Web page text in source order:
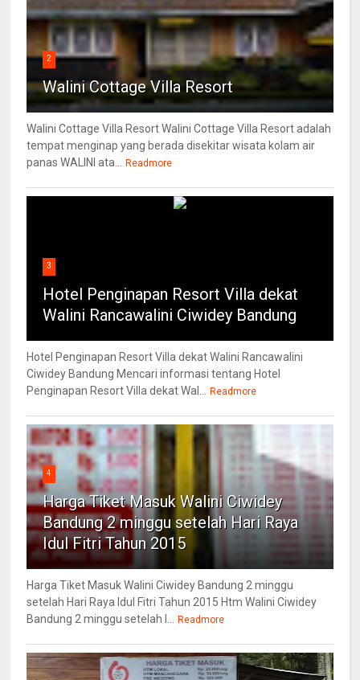
2
Walini Cottage Villa Resort
Walini Cottage Villa Resort Walini Cottage Villa Resort adalah
tempat menginap yang berada disekitar wisata kolam air
panas WALINI ata...
Readmore
3
Hotel Penginapan Resort Villa dekat
Walini Rancawalini Ciwidey Bandung
Hotel Penginapan Resort Villa dekat Walini Rancawalini
Ciwidey Bandung Mencari informasi tentang Hotel
Penginapan Resort Villa dekat Wal...
Readmore
4
Harga Tiket Masuk Walini Ciwidey
Bandung 2 minggu setelah Hari Raya
Idul Fitri Tahun 2015
Harga Tiket Masuk Walini Ciwidey Bandung 2 minggu
setelah Hari Raya Idul Fitri Tahun 2015 Htm Walini Ciwidey
Bandung 2 minggu setelah l...
Readmore